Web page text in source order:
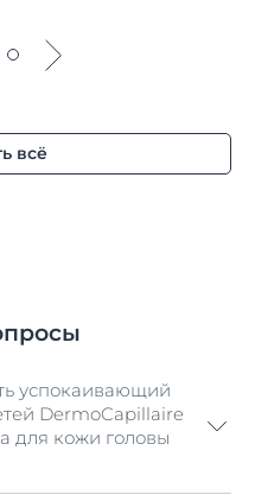
всё
успокаивающий
DermoCapillaire
для кожи головы